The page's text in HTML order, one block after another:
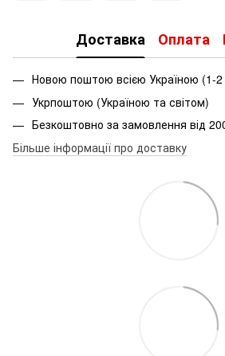
Доставка Оплата
Новою поштою всією Україною (1-2
Укрпоштою (Україною та світом)
Безкоштовно за замовлення від
Більше інформації про доставку